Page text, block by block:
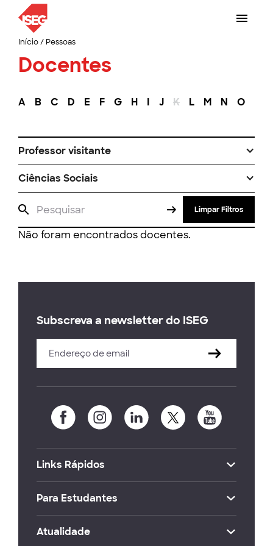
Início/ Pessoas
Docentes
A B C D E F G H I J K L M N O
Professor visitante
Ciências Sociais
Limpar Filtros
Não foram encontrados docentes.
Subscreva a newsletter do ISEG
Links Rápidos
Para Estudantes
Atualidade